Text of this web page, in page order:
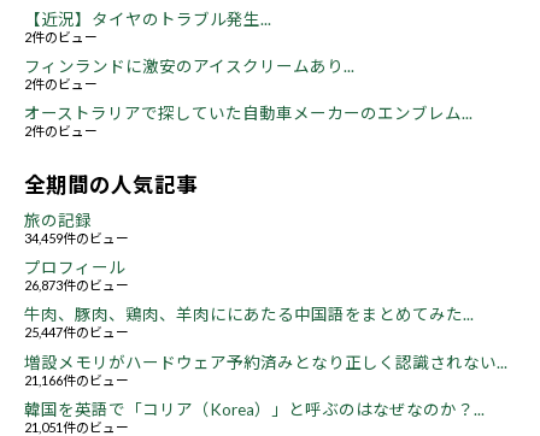
【近況】タイヤのトラブル発生...
2件のビュー
フィンランドに激安のアイスクリームあり...
2件のビュー
オーストラリアで探していた自動車メーカーのエンブレム...
2件のビュー
全期間の人気記事
旅の記録
34,459件のビュー
プロフィール
26,873件のビュー
牛肉、豚肉、鶏肉、羊肉ににあたる中国語をまとめてみた...
25,447件のビュー
増設メモリがハードウェア予約済みとなり正しく認識されない...
21,166件のビュー
韓国を英語で「コリア（Korea）」と呼ぶのはなぜなのか？...
21,051件のビュー